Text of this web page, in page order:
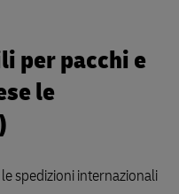
per pacchi e
le
spedizioni internazionali